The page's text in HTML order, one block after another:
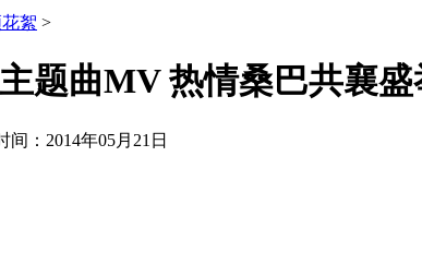
絮 >
题曲MV 热情桑巴共襄盛
：2014年05月21日